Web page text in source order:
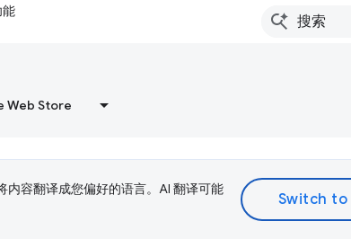
Web Store
内容翻译成您偏好的语言。AI 翻译可能